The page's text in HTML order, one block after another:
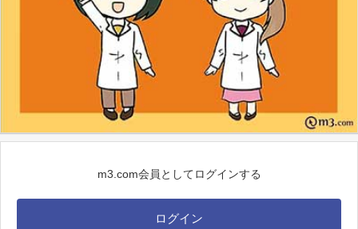
m3.com会員としてログインする
ログイン